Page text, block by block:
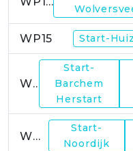
WP15 Start-
WP17
Start-
Barchem
Herstart
WP19
Start-
Noordijk